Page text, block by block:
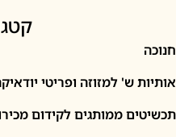
קטגוריות
למזוזה ופריטי יודאיקה
ממותגים לקידום מכירות